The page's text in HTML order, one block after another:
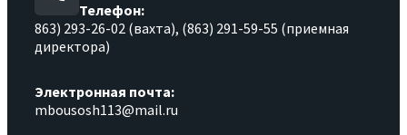
Телефон:
863) 293-26-02 (вахта), (863) 291-59-55 (приемная
директора)
Электронная почта:
mbousosh113@mail.ru